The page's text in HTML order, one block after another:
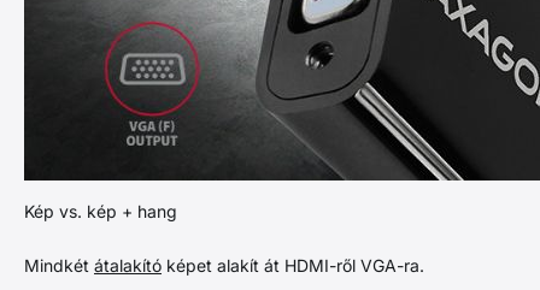
Kép vs. kép + hang
Mindkét átalakító képet alakít át HDMI-ről VGA-ra.